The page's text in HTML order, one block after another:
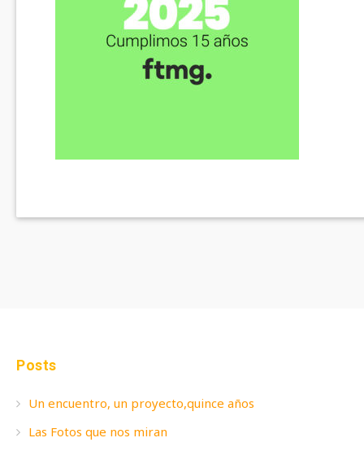
Posts
Un encuentro, un proyecto,quince años
Las Fotos que nos miran